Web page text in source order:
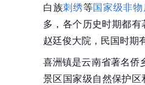
白族刺绣等国家级非
多，各个历史时期都
赵廷俊大院，民国时期
喜洲镇是云南省著名侨
景区国家级自然保护区